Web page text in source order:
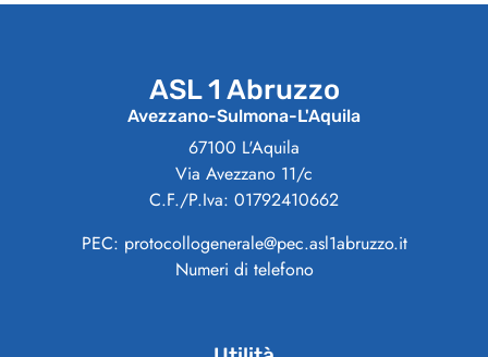
ASL 1 Abruzzo
Avezzano-Sulmona-L'Aquila
67100 L'Aquila
Via Avezzano 11/c
C.F./P.Iva: 01792410662
PEC: protocollogenerale@pec.asl1abruzzo.it
Numeri di telefono